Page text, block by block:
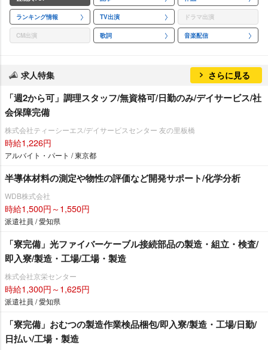
ランキング情報 TV出演 ドラマ出演
CM出演 歌詞 音楽配信
求人特集 さらに見る
「週2から可」調理スタッフ/無資格可/日勤のみ/デイサービス/社
会保障完備
株式会社ティーシーエス/デイサービスセンター 友の里板橋
時給1,226円
アルバイト・パート / 東京都
半導体材料の測定や物性の評価など開発サポート/化学分析
WDB株式会社
時給1,500円～1,550円
派遣社員 / 愛知県
「寮完備」光ファイバーケーブル接続部品の製造・組立・検査/
即入寮/製造・工場/工場・製造
株式会社京栄センター
時給1,300円～1,625円
派遣社員 / 愛知県
「寮完備」おむつの製造作業検品梱包/即入寮/製造・工場/日勤/
日払い/工場・製造